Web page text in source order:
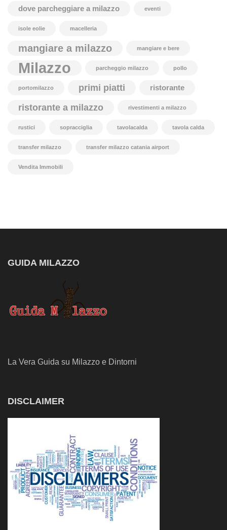
dove parcheggiare a milazzo eventi
isole eolie macelleria
mangiare a milazzo mangiare e bere
Milazzo parcheggio milazzo pollo
portomilazzo primi piatti ristorante
ristorante a milazzo rivestimenti a milazzo
rustici sopracciglia tavolacalda tavola calda
transfer milazzo transfer milazzo catania airport
Vendita Immobili
GUIDA MILAZZO
La Vera Guida su Milazzo e Dintorni
DISCLAIMER